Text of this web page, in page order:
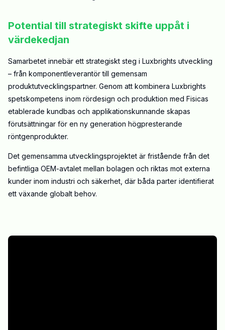
Potential till strategiskt skifte uppåt i
värdekedjan
Samarbetet innebär ett strategiskt steg i Luxbrights utveckling
– från komponentleverantör till gemensam
produktutvecklingspartner. Genom att kombinera Luxbrights
spetskompetens inom rördesign och produktion med Fisicas
etablerade kundbas och applikationskunnande skapas
förutsättningar för en ny generation högpresterande
röntgenprodukter.
Det gemensamma utvecklingsprojektet är fristående från det
befintliga OEM-avtalet mellan bolagen och riktas mot externa
kunder inom industri och säkerhet, där båda parter identifierat
ett växande globalt behov.